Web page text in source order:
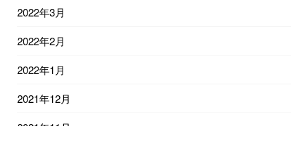
2022年3月
2022年2月
2022年1月
2021年12月
2021年11月